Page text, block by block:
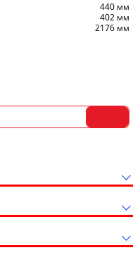
440 мм
402 мм
2176 мм